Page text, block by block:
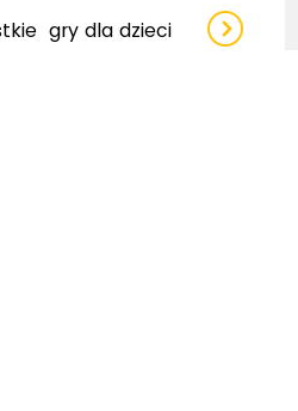
gry dla dzieci